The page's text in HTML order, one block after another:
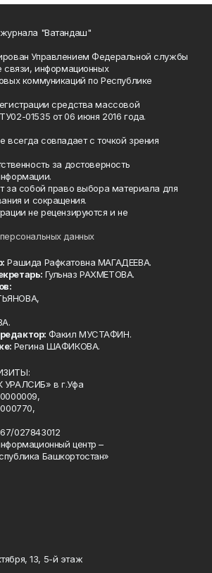
"Ватандаш"
Управлением Федеральной службы
связи, информационных
коммуникаций по Республике
средства массовой
01535 от 06 июня 2016 года.
всегда совпадает с точкой зрения
за достоверность
за собой право выбора материала для
и сокращения.
не рецензируются и не
данных
Рашида Рафкатовна МАГАДЕЕВА.
Гульназ РАХМЕТОВА.
Факил МУСТАФИН.
Регина ШАФИКОВА.
в г.Уфа
027843012
центр –
Башкортостан»
13, 5-й этаж